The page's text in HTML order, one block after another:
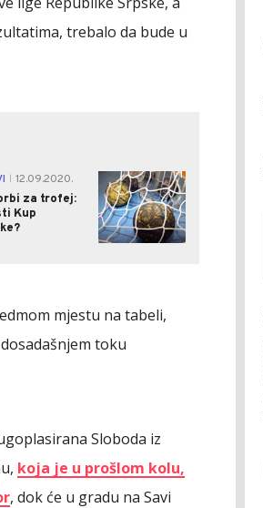
trebalo da bude u
12.09.2020.
za trofej:
Kup
1
mjestu na tabeli,
toku
Sloboda iz
koja je u prošlom kolu,
, dok će u gradu na Savi